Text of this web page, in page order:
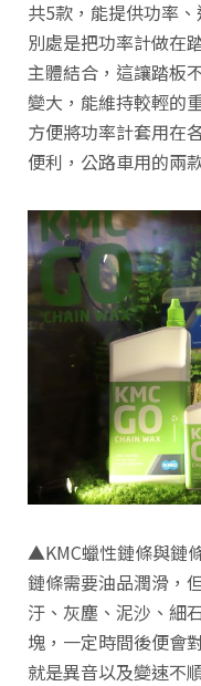
共5款，能提供功率
別處是把功率計做在
主體結合，這讓踏板
變大，能維持較輕的
方便將功率計套用在
便利，公路車用的兩
▲KMC蠟性鏈條與鏈
鏈條需要油品潤滑，
汙、灰塵、泥沙、細
塊，一定時間後便會
就是異音以及變速不